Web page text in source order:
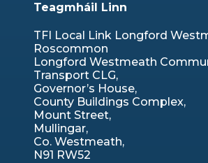
Teagmháil Linn
TFI Local Link Longford
Roscommon
Longford Westmeath
Transport CLG,
Governor’s House,
County Buildings Complex,
Mount Street,
Mullingar,
Co. Westmeath,
N91 RW52